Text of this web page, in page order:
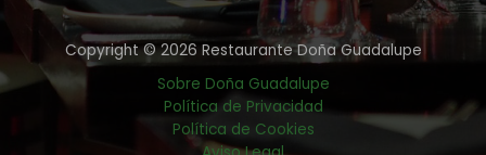
Copyright © 2026 Restaurante Doña Guadalupe
Sobre Doña Guadalupe
Política de Privacidad
Política de Cookies